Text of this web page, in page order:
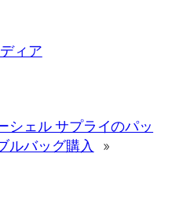
ィア
シェル サプライのパッ
ルバッグ購入 »